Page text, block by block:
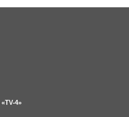
4»